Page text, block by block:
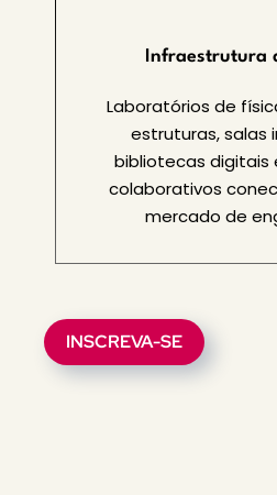
Infraestrutura
Laboratórios de
estruturas, salas
bibliotecas digitais
colaborativos
mercado de
INSCREVA-SE